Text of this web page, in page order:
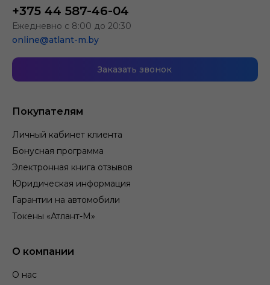
Покупателям
Личный кабинет клиента
Бонусная программа
Электронная книга отзывов
Юридическая информация
Гарантии на автомобили
Токены «Атлант-М»
О компании
О нас
+375 44 587-46-04
Ежедневно с 8:00 до 20:30
online@atlant-m.by
Заказать звонок